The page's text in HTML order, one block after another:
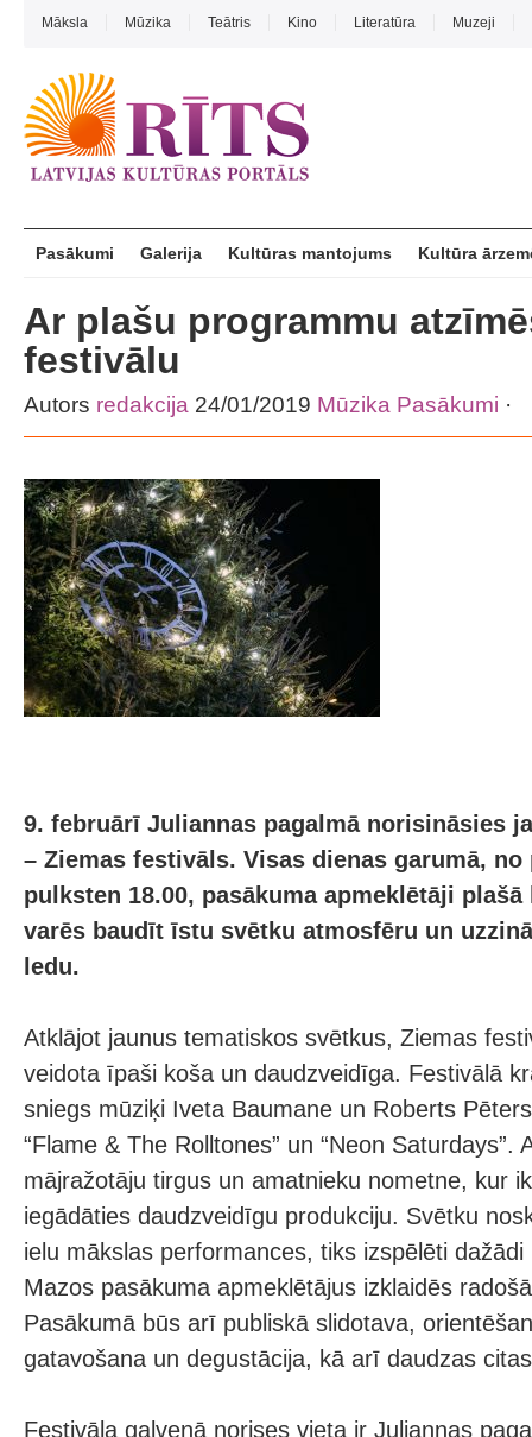
Māksla Mūzika Teātris Kino Literatūra Muzeji
Pasākumi Galerija Kultūras mantojums Kultūra
Ar plašu programmu
festivālu
Autors redakcija 24/01/2019 Mūzika Pasākumi ·
9. februārī Juliannas pagalmā norisināsies
– Ziemas festivāls. Visas dienas garumā, no
pulksten 18.00, pasākuma apmeklētāji
varēs baudīt īstu svētku atmosfēru un
ledu.
Atklājot jaunus tematiskos svētkus, Ziemas
veidota īpaši koša un daudzveidīga. Festivālā
sniegs mūziķi Iveta Baumane un Roberts
“Flame & The Rolltones” un “Neon Saturdays”.
mājražotāju tirgus un amatnieku nometne, kur
iegādāties daudzveidīgu produkciju. Svētku
ielu mākslas performances, tiks izspēlēti
Mazos pasākuma apmeklētājus izklaidēs
Pasākumā būs arī publiskā slidotava,
gatavošana un degustācija, kā arī daudzas
Festivāla galvenā norises vieta ir Juliannas